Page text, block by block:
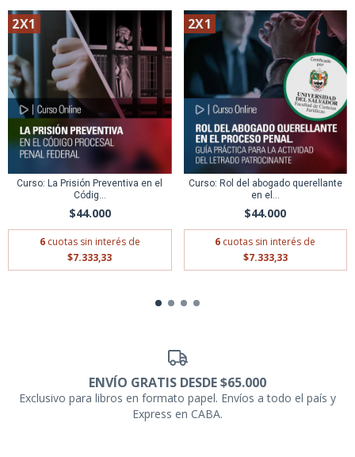
2X1
Curso: La Prisión Preventiva en el
Códig...
$44.000
6 cuotas sin interés de
$7.333,33
2X1
Curso: Rol del abogado querellante
en el...
$44.000
6 cuotas sin interés de
$7.333,33
ENVÍO GRATIS DESDE $65.000
Exclusivo para libros en formato papel. Envíos a todo el país y
Express en CABA.